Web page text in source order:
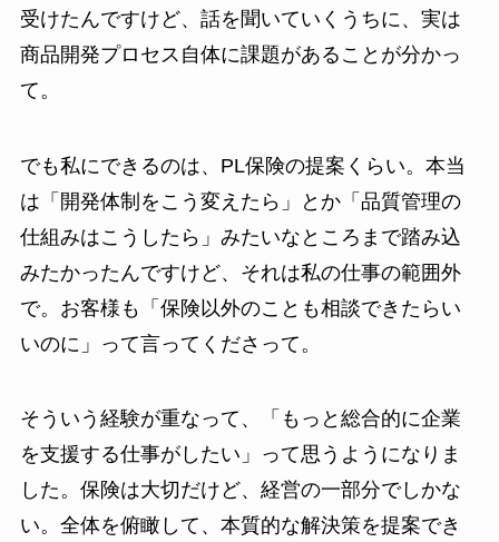
受けたんですけど、話を聞いていくうちに、実は
商品開発プロセス自体に課題があることが分かっ
て。
でも私にできるのは、PL保険の提案くらい。本当
は「開発体制をこう変えたら」とか「品質管理の
仕組みはこうしたら」みたいなところまで踏み込
みたかったんですけど、それは私の仕事の範囲外
で。お客様も「保険以外のことも相談できたらい
いのに」って言ってくださって。
そういう経験が重なって、「もっと総合的に企業
を支援する仕事がしたい」って思うようになりま
した。保険は大切だけど、経営の一部分でしかな
い。全体を俯瞰して、本質的な解決策を提案でき